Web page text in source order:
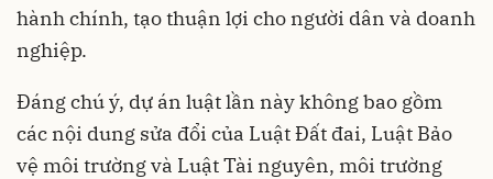
hành chính, tạo thuận lợi cho người dân và doanh
nghiệp.
Đáng chú ý, dự án luật lần này không bao gồm
các nội dung sửa đổi của Luật Đất đai, Luật Bảo
vệ môi trường và Luật Tài nguyên, môi trường